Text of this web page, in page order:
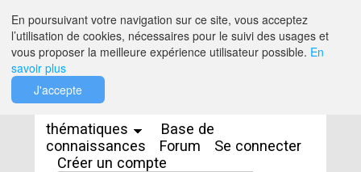
thématiques
Base de
connaissances
Forum
Se connecter
Créer un compte
En poursuivant votre navigation sur ce site, vous acceptez
l’utilisation de cookies, nécessaires pour le suivi des usages et
vous proposer la meilleure expérience utilisateur possible. En
savoir plus
J'accepte